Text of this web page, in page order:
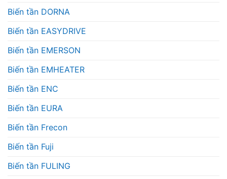
Biến tần DORNA
Biến tần EASYDRIVE
Biến tần EMERSON
Biến tần EMHEATER
Biến tần ENC
Biến tần EURA
Biến tần Frecon
Biến tần Fuji
Biến tần FULING